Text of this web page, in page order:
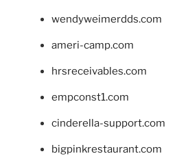
wendyweimerdds.com
ameri-camp.com
hrsreceivables.com
empconst1.com
cinderella-support.com
bigpinkrestaurant.com